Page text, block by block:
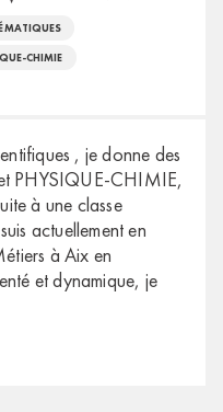
CHIMIE
, je donne des
PHYSIQUE-CHIMIE,
à une classe
actuellement en
à Aix en
et dynamique, je